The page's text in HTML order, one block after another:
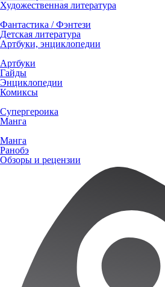
Художественная литература
Фантастика / Фэнтези
Детская литература
Артбуки, энциклопедии
Артбуки
Гайды
Энциклопедии
Комиксы
Супергероика
Манга
Манга
Ранобэ
Обзоры и рецензии